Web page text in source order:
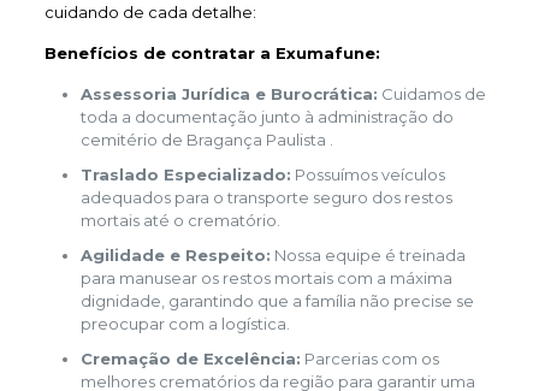
cuidando de cada detalhe:
Benefícios de contratar a Exumafune:
Assessoria Jurídica e Burocrática: Cuidamos de
toda a documentação junto à administração do
cemitério de Bragança Paulista .
Traslado Especializado: Possuímos veículos
adequados para o transporte seguro dos restos
mortais até o crematório.
Agilidade e Respeito: Nossa equipe é treinada
para manusear os restos mortais com a máxima
dignidade, garantindo que a família não precise se
preocupar com a logística.
Cremação de Excelência: Parcerias com os
melhores crematórios da região para garantir uma